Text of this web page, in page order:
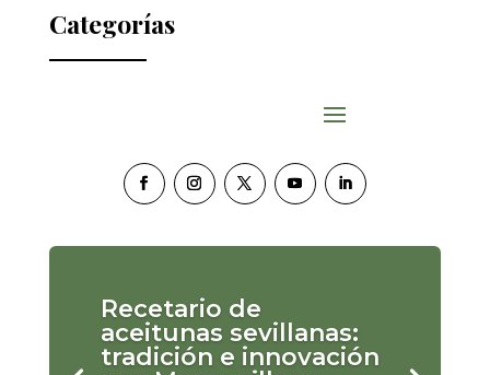
Categorías
Recetario de
aceitunas sevillanas:
tradición e innovación